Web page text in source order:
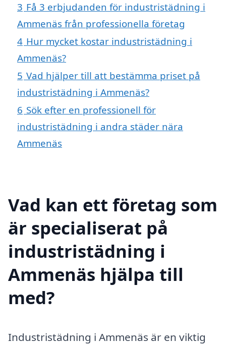
3 Få 3 erbjudanden för industristädning i
Ammenäs från professionella företag
4 Hur mycket kostar industristädning i
Ammenäs?
5 Vad hjälper till att bestämma priset på
industristädning i Ammenäs?
6 Sök efter en professionell för
industristädning i andra städer nära
Ammenäs
Vad kan ett företag som
är specialiserat på
industristädning i
Ammenäs hjälpa till
med?
Industristädning i Ammenäs är en viktig